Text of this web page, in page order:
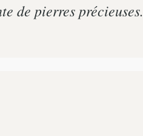
de pierres précieuses.